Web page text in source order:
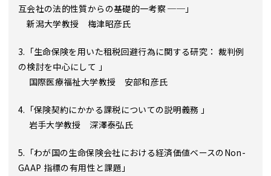
互会社の法的性質からの基礎的一考察 ──」
新潟大学教授 梅津昭彦氏
3.「生命保険を用いた租税回避行為に関する研究： 裁判例
の検討を中心にして 」
国際医療福祉大学教授 安部和彦氏
4.「保険契約にかかる課税についての説明義務 」
岩手大学教授 深澤泰弘氏
5.「わが国の生命保険会社における経済価値ベースのNon-
GAAP 指標の有用性と課題」